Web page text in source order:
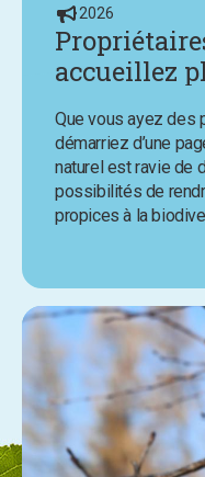
2026
accueillez
naturel
Que vous ayez des
démarriez d’une
naturel est ravie de
possibilités de
propices à la